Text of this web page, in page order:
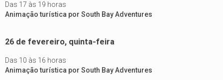
Das 17 às 19 horas
Animação turística por South Bay Adventures
26 de fevereiro, quinta-feira
Das 10 às 16 horas
Animação turística por South Bay Adventures